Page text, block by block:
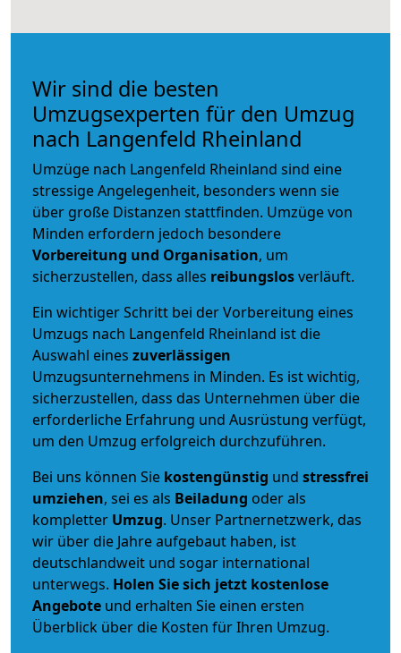
Wir sind die besten
Umzugsexperten für den Umzug
nach Langenfeld Rheinland
Umzüge nach Langenfeld Rheinland sind eine
stressige Angelegenheit, besonders wenn sie
über große Distanzen stattfinden. Umzüge von
Minden erfordern jedoch besondere
Vorbereitung und Organisation, um
sicherzustellen, dass alles reibungslosverläuft.
Ein wichtiger Schritt bei der Vorbereitung eines
Umzugs nach Langenfeld Rheinland ist die
Auswahl eines zuverlässigen
Umzugsunternehmens in Minden. Es ist wichtig,
sicherzustellen, dass das Unternehmen über die
erforderliche Erfahrung und Ausrüstung verfügt,
um den Umzug erfolgreich durchzuführen.
Bei uns können Sie kostengünstig und stressfrei
umziehen, sei es als Beiladung oder als
kompletter Umzug. Unser Partnernetzwerk, das
wir über die Jahre aufgebaut haben, ist
deutschlandweit und sogar international
unterwegs. Holen Sie sich jetzt kostenlose
Angebote und erhalten Sie einen ersten
Überblick über die Kosten für Ihren Umzug.